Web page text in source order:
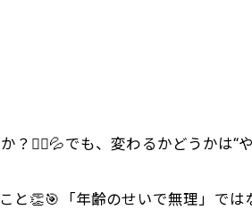
🙅‍♀️💦でも、変わるかどうかは“
と👏🎯「年齢のせいで無理」では